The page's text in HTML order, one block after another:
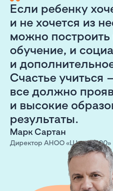
Если ребенку
и не хочется из
можно
обучение, и
и
Счастье учиться
все должно
и высокие
результаты.
Марк Сартан
Директор АНОО «Школа 800»